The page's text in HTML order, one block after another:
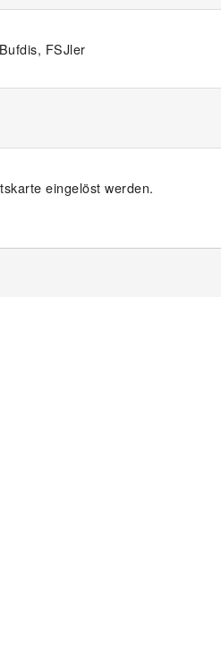
FSJler
eingelöst werden.